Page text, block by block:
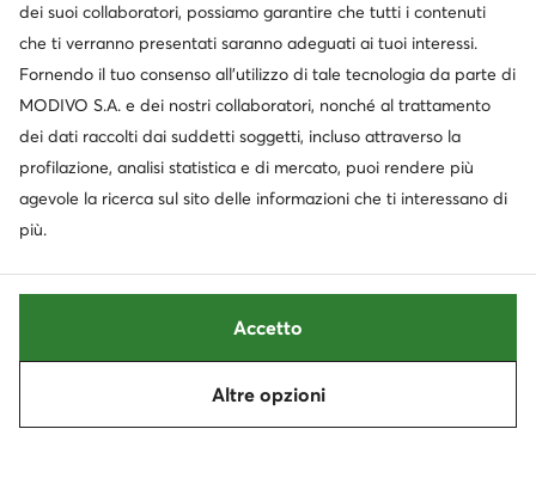
Cambia paese: Italia (IT)
Servizio clienti
Chi siamo
dei suoi collaboratori, possiamo garantire che tutti i contenuti
che ti verranno presentati saranno adeguati ai tuoi interessi.
Fornendo il tuo consenso all’utilizzo di tale tecnologia da parte di
MODIVO S.A. e dei nostri collaboratori, nonché al trattamento
dei dati raccolti dai suddetti soggetti, incluso attraverso la
profilazione, analisi statistica e di mercato, puoi rendere più
agevole la ricerca sul sito delle informazioni che ti interessano di
più.
Altre opzioni
Accetto